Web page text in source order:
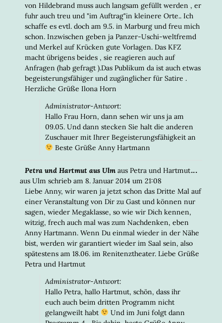
von Hildebrand muss auch langsam gefüllt werden , er
fuhr auch treu und "im Auftrag"in kleinere Orte.. Ich
schaffe es evtl. doch am 9.5. in Marburg und freu mich
schon. Inzwischen geben ja Panzer-Uschi-weltfremd
und Merkel auf Krücken gute Vorlagen. Das KFZ
macht übrigens beides , sie reagieren auch auf
Anfragen (hab gefragt ).Das Publikum da ist auch etwas
begeisterungsfähiger und zugänglicher für Satire .
Herzliche Grüße Ilona Horn
Administrator-Antwort:
Hallo Frau Horn, dann sehen wir uns ja am
09.05. Und dann stecken Sie halt die anderen
Zuschauer mit Ihrer Begeisterungsfähigkeit an
Beste Grüße Anny Hartmann
Petra und Hartmut aus Ulm aus Petra und Hartmut
aus Ulm schrieb am 8. Januar 2014 um 21:08
Liebe Anny, wir waren ja jetzt schon das Dritte Mal auf
einer Veranstaltung von Dir zu Gast und können nur
sagen, wieder Megaklasse, so wie wir Dich kennen,
witzig, frech auch mal was zum Nachdenken, eben
Anny Hartmann. Wenn Du einmal wieder in der Nähe
bist, werden wir garantiert wieder im Saal sein, also
spätestens am 18.06. im Renitenztheater. Liebe Grüße
Petra und Hartmut
Administrator-Antwort:
Hallo Petra, hallo Hartmut, schön, dass ihr
euch auch beim dritten Programm nicht
gelangweilt habt
Und im Juni folgt dann
...DIESE
EIN-/